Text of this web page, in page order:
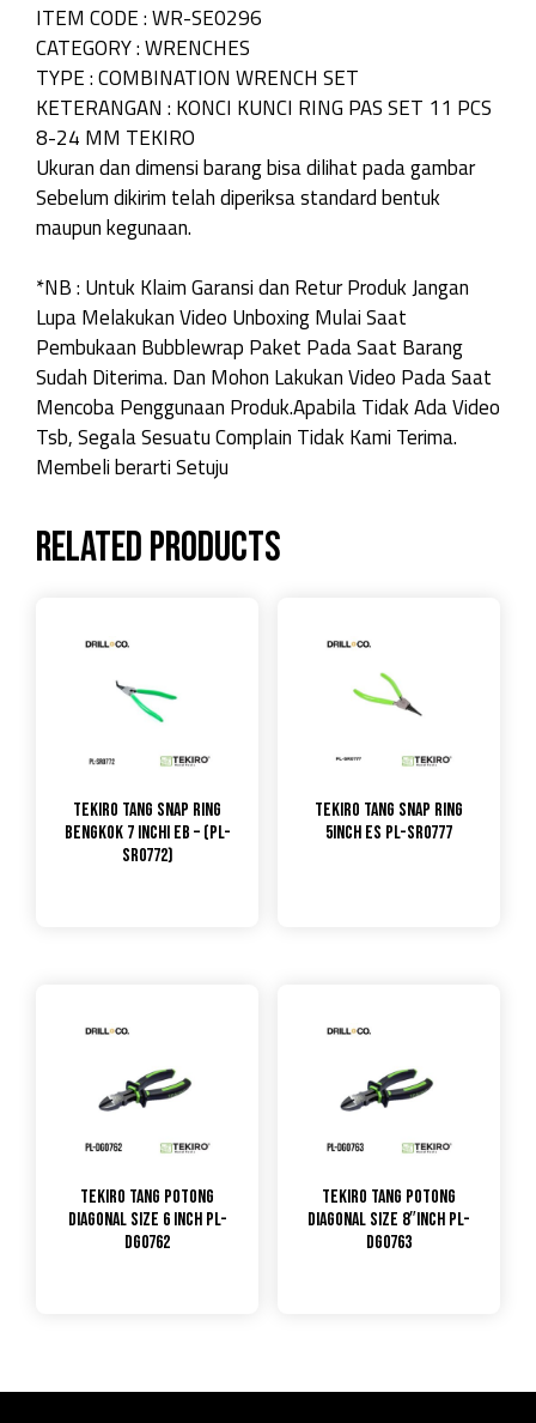
ITEM CODE : WR-SE0296
CATEGORY : WRENCHES
TYPE : COMBINATION WRENCH SET
KETERANGAN : KONCI KUNCI RING PAS SET 11 PCS
8-24 MM TEKIRO
Ukuran dan dimensi barang bisa dilihat pada gambar
Sebelum dikirim telah diperiksa standard bentuk
maupun kegunaan.
*NB : Untuk Klaim Garansi dan Retur Produk Jangan
Lupa Melakukan Video Unboxing Mulai Saat
Pembukaan Bubblewrap Paket Pada Saat Barang
Sudah Diterima. Dan Mohon Lakukan Video Pada Saat
Mencoba Penggunaan Produk.Apabila Tidak Ada Video
Tsb, Segala Sesuatu Complain Tidak Kami Terima.
Membeli berarti Setuju
Related products
Tekiro Tang Snap Ring
bengkok 7 Inchi EB – (PL-
SR0772)
TEKIRO Tang Snap Ring
5inch ES PL-SR0777
TEKIRO Tang Potong
Diagonal Size 6 inch PL-
DG0762
TEKIRO Tang Potong
Diagonal Size 8″Inch PL-
DG0763